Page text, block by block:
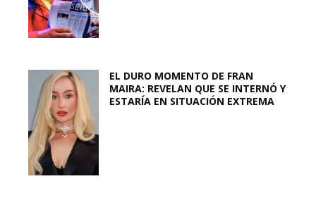
EL DURO MOMENTO DE FRAN
MAIRA: REVELAN QUE SE INTERNÓ Y
ESTARÍA EN SITUACIÓN EXTREMA